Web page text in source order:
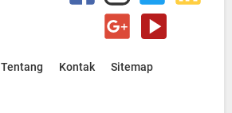
Tentang Kontak Sitemap